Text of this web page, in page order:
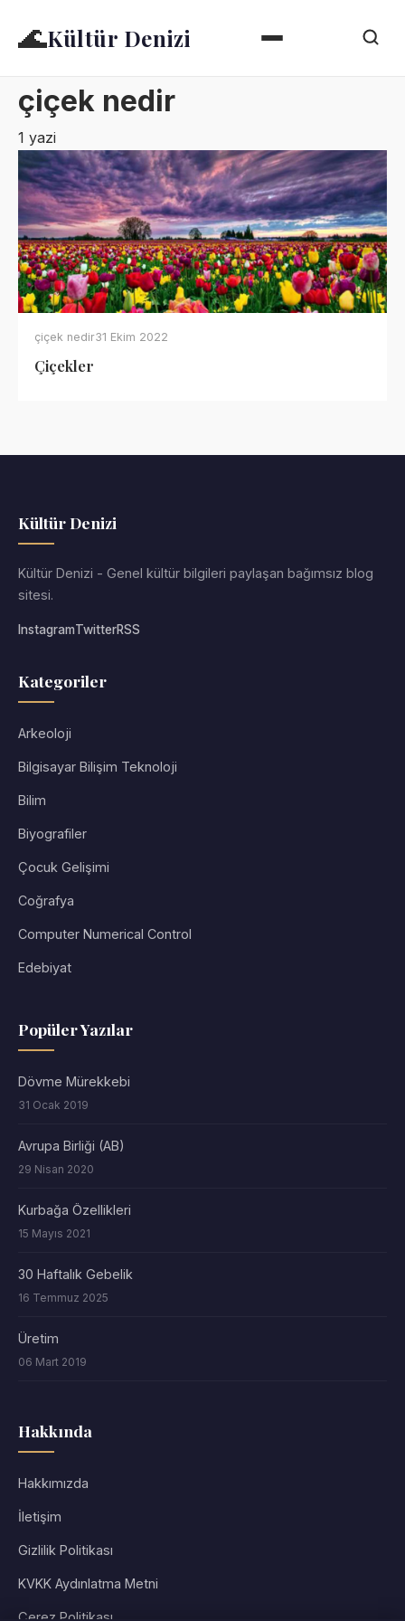
🌊Kültür Denizi
çiçek nedir
1 yazi
çiçek nedir31 Ekim 2022
Çiçekler
Kültür Denizi
Kültür Denizi - Genel kültür bilgileri paylaşan bağımsız blog
sitesi.
InstagramTwitterRSS
Kategoriler
Arkeoloji
Bilgisayar Bilişim Teknoloji
Bilim
Biyografiler
Çocuk Gelişimi
Coğrafya
Computer Numerical Control
Edebiyat
Popüler Yazılar
Dövme Mürekkebi
31 Ocak 2019
Avrupa Birliği (AB)
29 Nisan 2020
Kurbağa Özellikleri
15 Mayıs 2021
30 Haftalık Gebelik
16 Temmuz 2025
Üretim
06 Mart 2019
Hakkında
Hakkımızda
İletişim
Gizlilik Politikası
KVKK Aydınlatma Metni
Çerez Politikası